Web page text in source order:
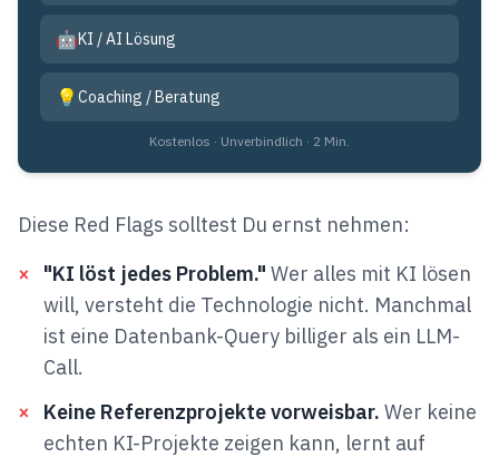
🤖KI / AI Lösung
💡 Coaching / Beratung
Kostenlos · Unverbindlich · 2 Min.
Diese Red Flags solltest Du ernst nehmen:
×
"KI löst jedes Problem." Wer alles mit KI lösen
will, versteht die Technologie nicht. Manchmal
ist eine Datenbank-Query billiger als ein LLM-
Call.
×
Keine Referenzprojekte vorweisbar. Wer keine
echten KI-Projekte zeigen kann, lernt auf